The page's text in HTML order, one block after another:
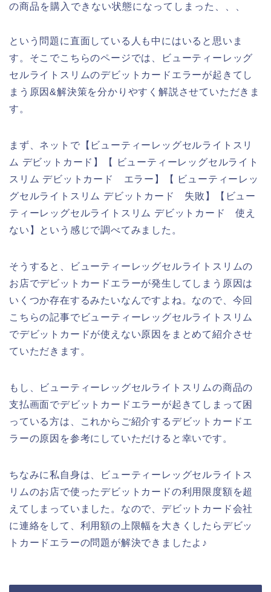
の商品を購入できない状態になってしまった、、、
という問題に直面している人も中にはいると思いま
す。そこでこちらのページでは、ビューティーレッグ
セルライトスリムのデビットカードエラーが起きてし
まう原因&解決策を分かりやすく解説させていただきま
す。
まず、ネットで【ビューティーレッグセルライトスリ
ム デビットカード】【 ビューティーレッグセルライト
スリム デビットカード エラー】【 ビューティーレッ
グセルライトスリム デビットカード 失敗】【ビュー
ティーレッグセルライトスリム デビットカード 使え
ない】という感じで調べてみました。
そうすると、ビューティーレッグセルライトスリムの
お店でデビットカードエラーが発生してしまう原因は
いくつか存在するみたいなんですよね。なので、今回
こちらの記事でビューティーレッグセルライトスリム
でデビットカードが使えない原因をまとめて紹介させ
ていただきます。
もし、ビューティーレッグセルライトスリムの商品の
支払画面でデビットカードエラーが起きてしまって困
っている方は、これからご紹介するデビットカードエ
ラーの原因を参考にしていただけると幸いです。
ちなみに私自身は、ビューティーレッグセルライトス
リムのお店で使ったデビットカードの利用限度額を超
えてしまっていました。なので、デビットカード会社
に連絡をして、利用額の上限幅を大きくしたらデビッ
トカードエラーの問題が解決できましたよ♪